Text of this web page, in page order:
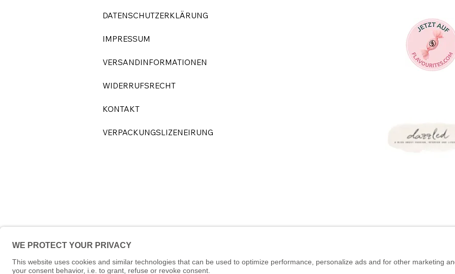
DATENSCHUTZERKLÄRUNG
IMPRESSUM
VERSANDINFORMATIONEN
WIDERRUFSRECHT
KONTAKT
VERPACKUNGSLIZENEIRUNG